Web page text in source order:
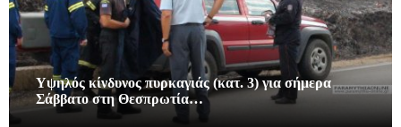
Υψηλός κίνδυνος πυρκαγιάς (κατ. 3) για σήμερα
Σάββατο στη Θεσπρωτία…